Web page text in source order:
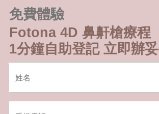
免費體驗
Fotona 4D 鼻鼾槍療程
1分鐘自助登記 立即辦妥